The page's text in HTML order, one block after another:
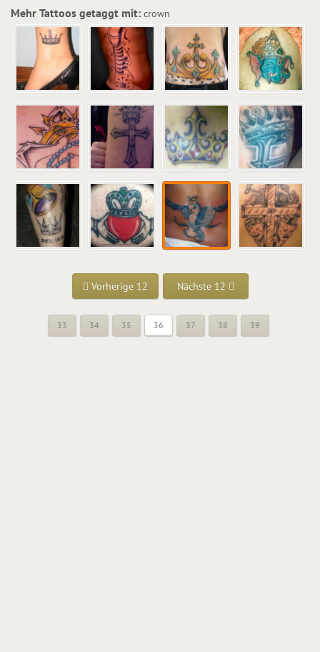
Mehr Tattoos getaggt mit: crown
Vorherige 12 Nächste 12
33 34 35 36 37 38 39